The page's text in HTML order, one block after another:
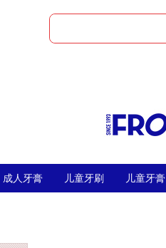
成人牙膏 儿童牙刷 儿童牙膏